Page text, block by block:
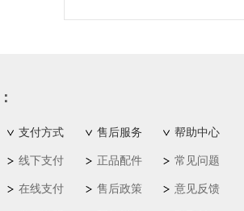
支付方式
线下支付
在线支付
售后服务
正品配件
售后政策
帮助中心
常见问题
意见反馈